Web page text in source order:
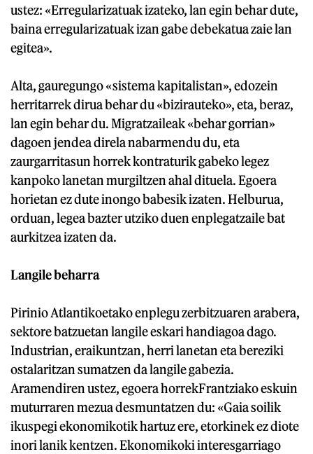
ustez: «Erregularizatuak izateko, lan egin behar dute,
baina erregularizatuak izan gabe debekatua zaie lan
egitea».
Alta, gauregungo «sistema kapitalistan», edozein
herritarrek dirua behar du «bizirauteko», eta, beraz,
lan egin behar du. Migratzaileak «behar gorrian»
dagoen jendea direla nabarmendu du, eta
zaurgarritasun horrek kontraturik gabeko legez
kanpoko lanetan murgiltzen ahal dituela. Egoera
horietan ez dute inongo babesik izaten. Helburua,
orduan, legea bazter utziko duen enplegatzaile bat
aurkitzea izaten da.
Langile beharra
Pirinio Atlantikoetako enplegu zerbitzuaren arabera,
sektore batzuetan langile eskari handiagoa dago.
Industrian, eraikuntzan, herri lanetan eta bereziki
ostalaritzan sumatzen da langile gabezia.
Aramendiren ustez, egoera horrekFrantziako eskuin
muturraren mezua desmuntatzen du: «Gaia soilik
ikuspegi ekonomikotik hartuz ere, etorkinek ez diote
inori lanik kentzen. Ekonomikoki interesgarriago